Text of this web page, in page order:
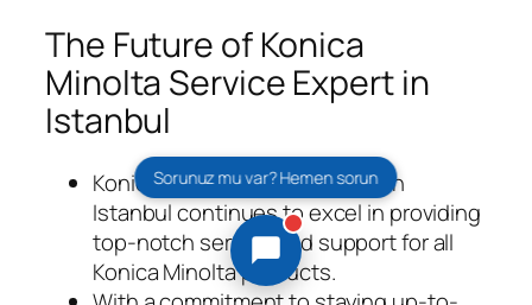
The Future of Konica
Minolta Service Expert in
Istanbul
Konica Minolta Service Expert in
Istanbul continues to excel in providing
top-notch service and support for all
Konica Minolta products.
Sorunuz mu var? Hemen sorun